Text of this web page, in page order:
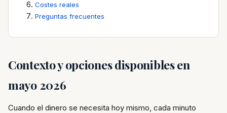
Costes reales
Preguntas frecuentes
Contexto y opciones disponibles en
mayo 2026
Cuando el dinero se necesita hoy mismo, cada minuto